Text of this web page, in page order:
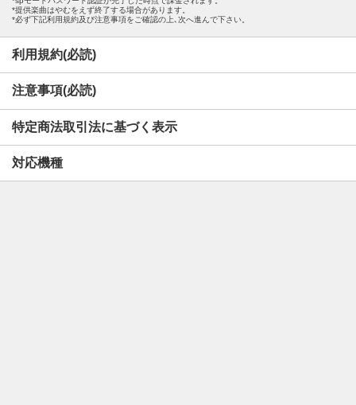
提供楽曲はやむをえず終了する場合があります。
必ず下記利用規約及び注意事項をご確認の上､次へ進んで下さい。
利用規約(必読)
注意事項(必読)
特定商法取引法に基づく表示
対応機種